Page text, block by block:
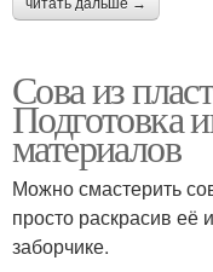
читать дальше →
Сова из
Подготовка
материалов
Можно смастерить
просто раскрасив её
заборчике.